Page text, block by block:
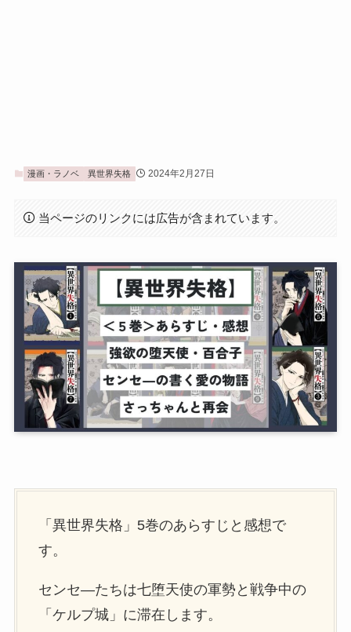
漫画・ラノベ 異世界失格 2024年2月27日
当ページのリンクには広告が含まれています。
「異世界失格」5巻のあらすじと感想で
す。
センセ―たちは七堕天使の軍勢と戦争中の
「ケルプ城」に滞在します。